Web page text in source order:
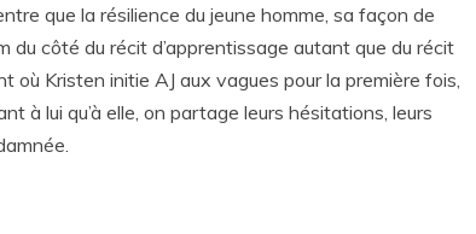
que la résilience du jeune homme, sa façon de
côté du récit d’apprentissage autant que du récit
où Kristen initie AJ aux vagues pour la première fois,
à lui qu’à elle, on partage leurs hésitations, leurs